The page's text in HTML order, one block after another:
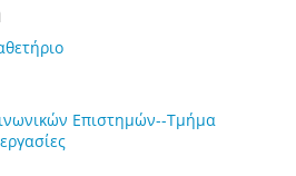
Επιστημών--Τμήμα